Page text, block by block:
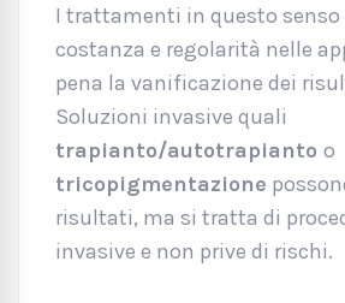
I trattamenti in questo senso
costanza e regolarità nelle
pena la vanificazione dei
Soluzioni invasive quali
trapianto/autotrapianto o
tricopigmentazione
risultati, ma si tratta di
invasive e non prive di rischi.